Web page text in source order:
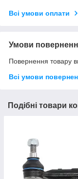
Всі умови оплати
Умови
Повернення товару
Всі умови
Подібні товари